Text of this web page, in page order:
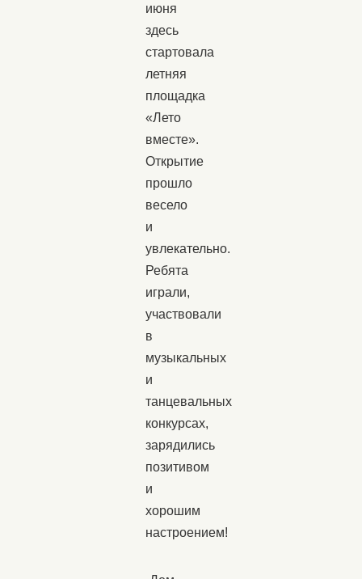
июня
здесь
стартовала
летняя
площадка
«Лето
вместе».
Открытие
прошло
весело
и
увлекательно.
Ребята
играли,
участвовали
в
музыкальных
и
танцевальных
конкурсах,
зарядились
позитивом
и
хорошим
настроением!